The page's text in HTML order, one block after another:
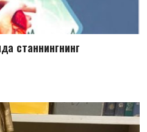
станнингнинг